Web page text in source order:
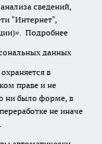
сведений,
"Интернет",
Подробнее
данных
в
праве и не
ни было форме, в
не иначе